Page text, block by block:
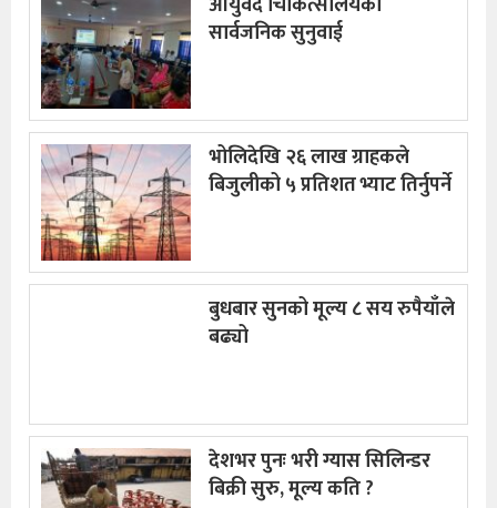
सार्वजनिक सुनुवाई
भोलिदेखि २६ लाख ग्राहकले
बिजुलीको ५ प्रतिशत भ्याट तिर्नुपर्ने
बुधबार सुनको मूल्य ८ सय रुपैयाँले
बढ्यो
देशभर पुनः भरी ग्यास सिलिन्डर
बिक्री सुरु, मूल्य कति ?